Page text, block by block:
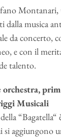
musica
da concerto,
e con il
talento.
Musicali
“Bagatella“
aggiungono